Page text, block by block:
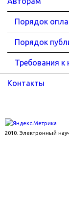
Порядок
Порядок
Требования к
Контакты
2010. Электронный